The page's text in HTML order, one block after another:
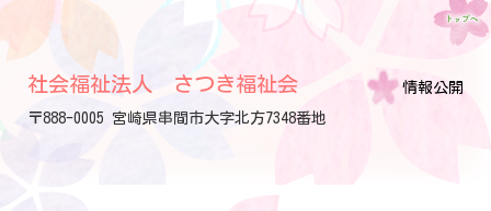
社会福祉法人 さつき福祉会
〒888-0005 宮崎県串間市大字北方7348番地
情報公開